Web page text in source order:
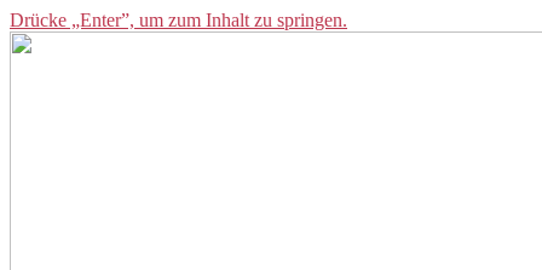
Drücke „Enter”, um zum Inhalt zu springen.